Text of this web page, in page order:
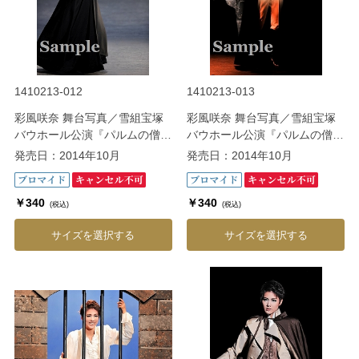
1410213-012
彩風咲奈 舞台写真／雪組宝塚
バウホール公演『パルムの僧院
―美しき愛の囚人―』
発売日：2014年10月
￥340 (税込)
サイズを選択する
1410213-013
彩風咲奈 舞台写真／雪組宝塚
バウホール公演『パルムの僧院
―美しき愛の囚人―』
発売日：2014年10月
￥340 (税込)
サイズを選択する